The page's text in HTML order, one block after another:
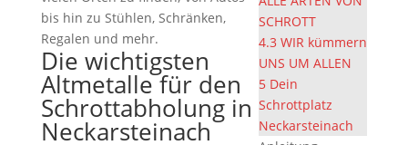
bis hin zu Stühlen, Schränken,
Regalen und mehr.
Die wichtigsten
Altmetalle für den
Schrottabholung in
Neckarsteinach
SCHROTT
4.3 WIR kümmern
UNS UM ALLEN
5 Dein
Schrottplatz
Neckarsteinach